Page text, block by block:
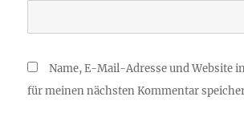
Name, E-Mail-Adresse und Website
für meinen nächsten Kommentar